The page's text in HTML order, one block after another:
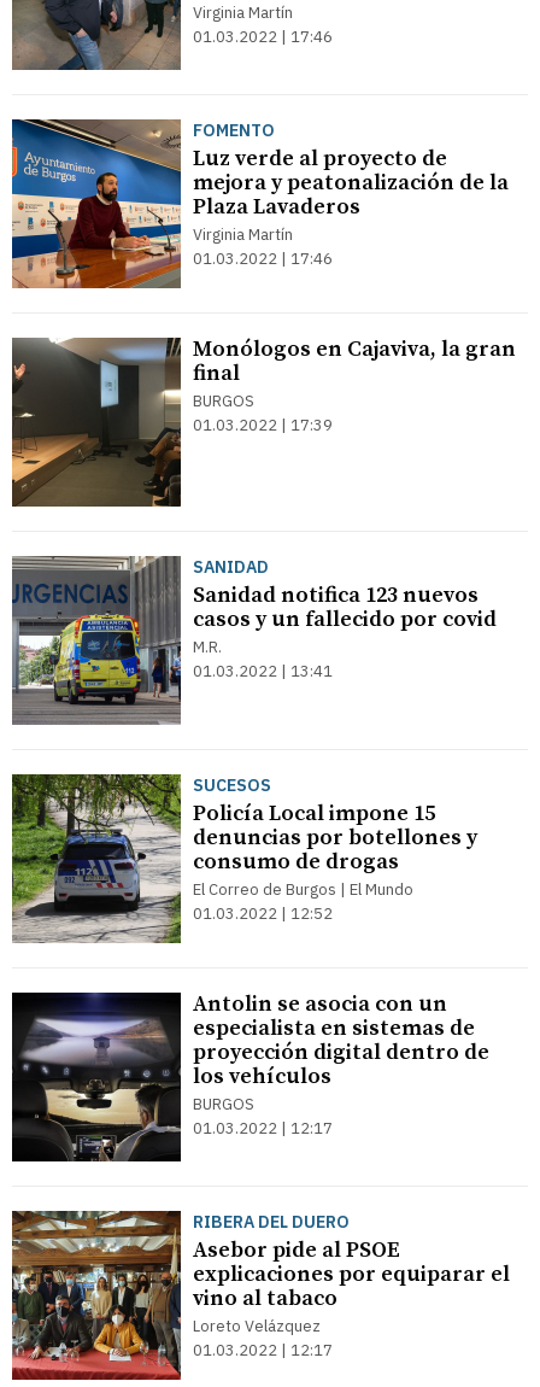
Virginia Martín
01.03.2022 | 17:46
FOMENTO
Luz verde al proyecto de
mejora y peatonalización de la
Plaza Lavaderos
Virginia Martín
01.03.2022 | 17:46
Monólogos en Cajaviva, la gran
final
BURGOS
01.03.2022 | 17:39
SANIDAD
Sanidad notifica 123 nuevos
casos y un fallecido por covid
M.R.
01.03.2022 | 13:41
SUCESOS
Policía Local impone 15
denuncias por botellones y
consumo de drogas
El Correo de Burgos | El Mundo
01.03.2022 | 12:52
Antolin se asocia con un
especialista en sistemas de
proyección digital dentro de
los vehículos
BURGOS
01.03.2022 | 12:17
RIBERA DEL DUERO
Asebor pide al PSOE
explicaciones por equiparar el
vino al tabaco
Loreto Velázquez
01.03.2022 | 12:17